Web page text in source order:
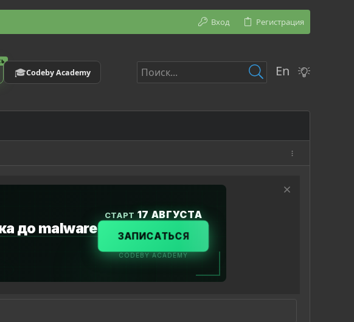
Вход Регистрация
🎓Codeby Academy En